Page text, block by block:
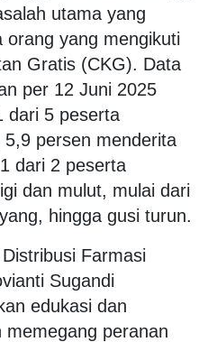
utama yang
yang mengikuti
Gratis (CKG). Data
per 12 Juni 2025
dari 5 peserta
persen menderita
dari 2 peserta
dan mulut, mulai dari
hingga gusi turun.
Farmasi
Sugandi
edukasi dan
memegang peranan